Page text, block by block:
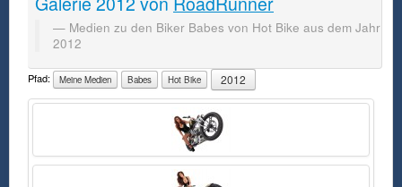
Medien zu den Biker Babes von Hot Bike aus dem Jahr
2012
Pfad: Meine Medien Babes Hot Bike 2012